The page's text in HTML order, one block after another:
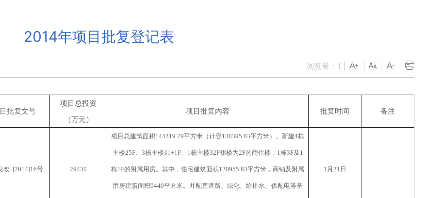
2014年项目批复登记表
浏览量： 1
批复文号
项目总投资
（万元）
项目批复内容 批复时间 备注
改 [2014]16号 29430
项目总建筑面积144319.79平方米（计容130395.83平方米）。新建4栋
主楼25F、 3栋主楼31+1F、 1栋主楼32F裙楼为2F的商住楼； 1栋3F及 1
栋1F的附属用房。其中，住宅建筑面积120955.83平方米，商铺及附属
用房建筑面积9440平方米。并配套道路、绿化、给排水、供配电等基
1 月 21 日